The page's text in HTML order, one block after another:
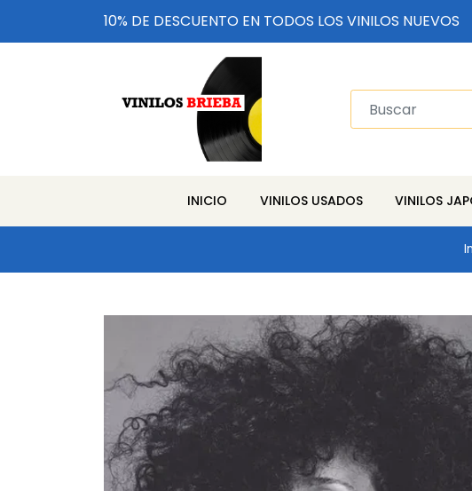
10% DE DESCUENTO EN TODOS LOS VINILOS NUEVOS
INICIO VINILOS USADOS VINILOS